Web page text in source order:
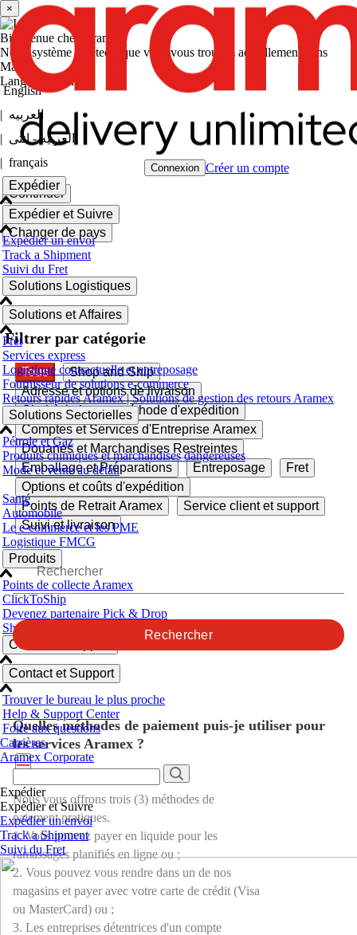
Connexion Créer un compte
Expédier
Expédier et Suivre
Expédier un envoi
Track a Shipment
Suivi du Fret
Solutions Logistiques
Solutions et Affaires
Fret
Services express
Logistique contractuelle et entreposage
Fournisseur de solutions e-commerce
Retours rapides Aramex | Solutions de gestion des retours Aramex
Solutions Sectorielles
Pétrole et Gaz
Produits chimiques et marchandises dangereuses
Mode et vente au détail
Santé
Automobile
Le e-commerce et les PME
Logistique FMCG
Produits
Points de collecte Aramex
ClickToShip
Devenez partenaire Pick & Drop
Shop & Ship
Contact et support
Contact et Support
Trouver le bureau le plus proche
Help & Support Center
Foire aux questions
Carrières
Aramex Corporate
Expédier
Expédier et Suivre
Expédier un envoi
Track a Shipment
Suivi du Fret
×
Bienvenue chez Aramex
Notre système a détecté que vous vous trouvez actuellement dans
Maroc
Langue actuelle
English
| العربيه
| العربيه - انثى
| français
Continuer
Changer de pays
Filtrer par catégorie
Tous
Shop and Ship
Adresse et options de livraison
Choisir la bonne méthode d'expédition
Comptes et Services d'Entreprise Aramex
Douanes et Marchandises Restreintes
Emballage et Préparations
Entreposage
Fret
Options et coûts d'expédition
Points de Retrait Aramex
Service client et support
Suivi et livraison
Rechercher
Quelles méthodes de paiement puis-je utiliser pour
les services Aramex ?
—
Nous vous offrons trois (3) méthodes de
paiement pratiques.
1. Vous pouvez payer en liquide pour les
ramassages planifiés en ligne ou ;
2. Vous pouvez vous rendre dans un de nos
magasins et payer avec votre carte de crédit (Visa
ou MasterCard) ou ;
3. Les entreprises détentrices d'un compte